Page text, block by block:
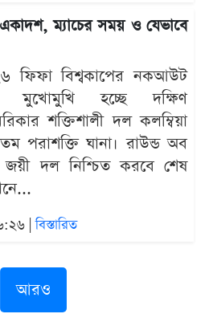
একাদশ, ম্যাচের সময় ও যেভাবে
ফিফা বিশ্বকাপের নকআউট
মুখোমুখি হচ্ছে দক্ষিণ
শক্তিশালী দল কলম্বিয়া
পরাশক্তি ঘানা। রাউন্ড অব
দল নিশ্চিত করবে শেষ
|বিস্তারিত
আরও